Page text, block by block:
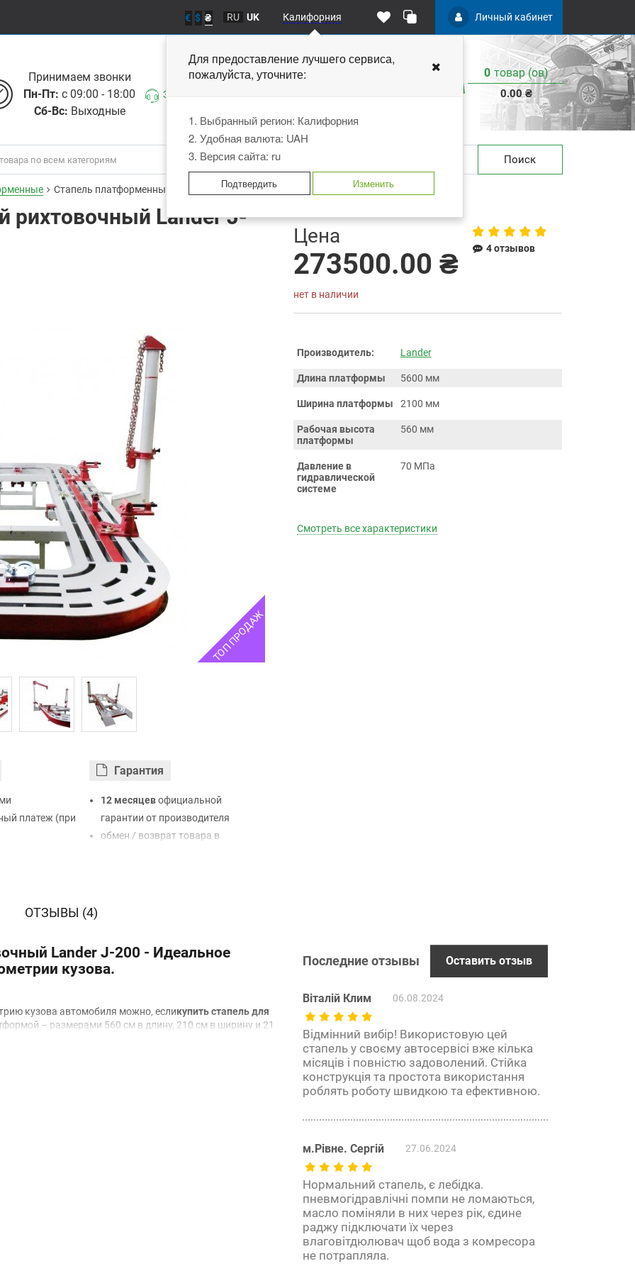
€ $ ₴ RU UK Калифорния
Для предоставление лучшегосервиса,
пожалуйста, уточните:
1. Выбранный регион: Калифорния
2. Удобная валюта: UAH
3. Версия сайта: ru
Подтвердить Изменить
Личный кабинет
Принимаем звонки
Пн-Пт: с 09:00 - 18:00
Сб-Вс: Выходные
Заказать звонок
0 товар (ов)
0.00 ₴
Поиск
Стапель платформенный рихтовочный Lander J-200
рихтовочный Lander J-
ТОП ПРОДАЖ
платеж (при
расчет (с
Гарантия
12 месяцевофициальной
гарантии от производителя
обмен / возврат товара в
Цена
273500.00 ₴
нет в наличии
4 отзывов
Производитель: Lander
Длина платформы 5600 мм
Ширина платформы 2100 мм
Рабочая высота
платформы
560 мм
Давление в
гидравлической
системе
70 МПа
Смотреть все характеристики
ОТЗЫВЫ (4)
Lander J-200 - Идеальное
кузова.
кузова автомобиля можно, есликупить стапель для
– размерами 560 см в длину, 210 см в ширину и 21
Последние отзывы Оставить отзыв
Віталій Клим 06.08.2024
Відмінний вибір! Використовую цей
стапель у своєму автосервісі вже кілька
місяців і повністю задоволений. Стійка
конструкція та простота використання
роблять роботу швидкою та ефективною.
м.Рівне. Сергій 27.06.2024
Нормальний стапель, є лебідка.
пневмогідравлічні помпи не ломаються,
масло поміняли в них через рік, єдине
раджу підключати їх через
влаговітдюлювач щоб вода з комресора
не потрапляла.